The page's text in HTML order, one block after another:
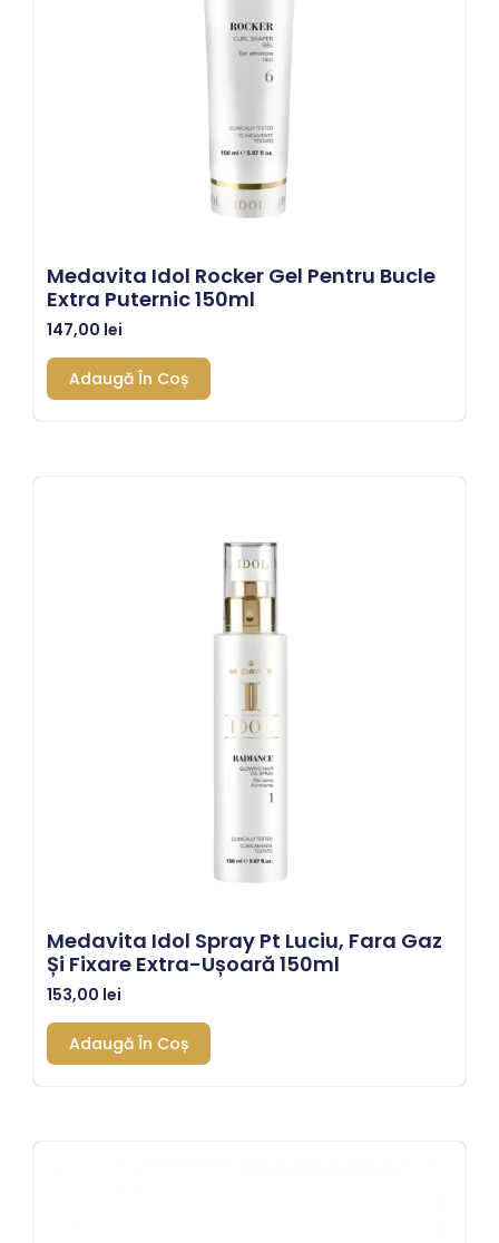
Medavita Idol Rocker Gel Pentru Bucle
Extra Puternic 150ml
147,00 lei
Adaugă În Coș
Medavita Idol Spray Pt Luciu, Fara Gaz
Și Fixare Extra-Ușoară 150ml
153,00 lei
Adaugă În Coș